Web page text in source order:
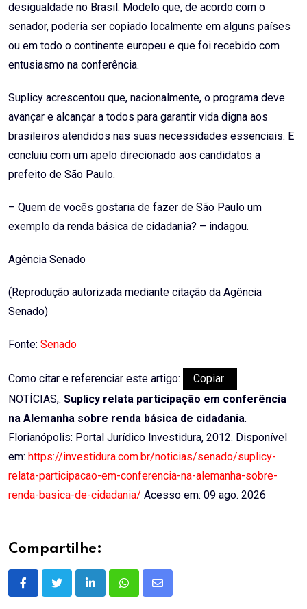
desigualdade no Brasil. Modelo que, de acordo com o
senador, poderia ser copiado localmente em alguns países
ou em todo o continente europeu e que foi recebido com
entusiasmo na conferência.
Suplicy acrescentou que, nacionalmente, o programa deve
avançar e alcançar a todos para garantir vida digna aos
brasileiros atendidos nas suas necessidades essenciais. E
concluiu com um apelo direcionado aos candidatos a
prefeito de São Paulo.
– Quem de vocês gostaria de fazer de São Paulo um
exemplo da renda básica de cidadania? – indagou.
Agência Senado
(Reprodução autorizada mediante citação da Agência
Senado)
Fonte: Senado
Como citar e referenciar este artigo:
Copiar
NOTÍCIAS,. Suplicy relata participação em conferência
na Alemanha sobre renda básica de cidadania.
Florianópolis: Portal Jurídico Investidura, 2012. Disponível
em: https://investidura.com.br/noticias/senado/suplicy-
relata-participacao-em-conferencia-na-alemanha-sobre-
renda-basica-de-cidadania/ Acesso em: 09 ago. 2026
Compartilhe:
LinkedInWhatsappShare